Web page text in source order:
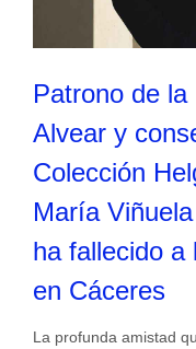
Patrono de
Alvear y
Colección
María
ha fallecido a
en Cáceres
La profunda amistad